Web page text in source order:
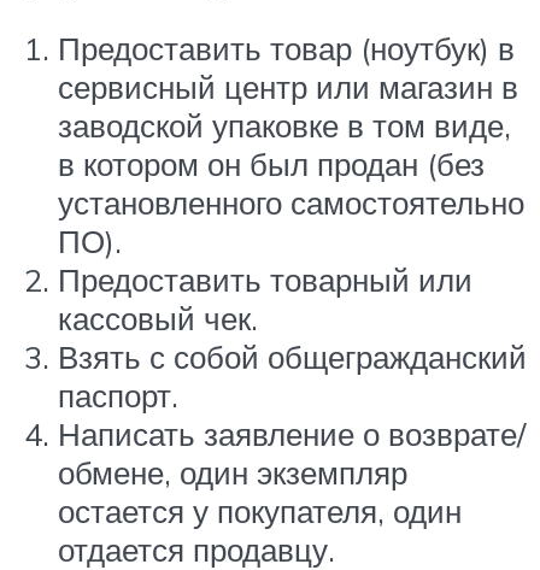
Предоставить товар (ноутбук) в
сервисный центр или магазин в
заводской упаковке в том виде,
в котором он был продан (без
установленного самостоятельно
ПО).
Предоставить товарный или
кассовый чек.
Взять с собой общегражданский
паспорт.
Написать заявление о возврате/
обмене, один экземпляр
остается у покупателя, один
отдается продавцу.